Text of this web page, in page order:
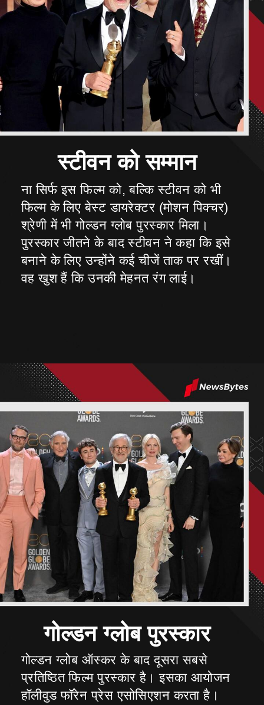
स्टीवन को सम्मान
ना सिर्फ इस फिल्म को, बल्कि स्टीवन को भी
फिल्म के लिए बेस्ट डायरेक्टर (मोशन पिक्चर)
श्रेणी में भी गोल्डन ग्लोब पुरस्कार मिला।
पुरस्कार जीतने के बाद स्टीवन ने कहा कि इसे
बनाने के लिए उन्होंने कई चीजें ताक पर रखीं।
गोल्डन ग्लोब पुरस्कार
गोल्डन ग्लोब ऑस्कर के बाद दूसरा सबसे
प्रतिष्ठित फिल्म पुरस्कार है। इसका आयोजन
हॉलीवुड फॉरेन प्रेस एसोसिएशन करता है।